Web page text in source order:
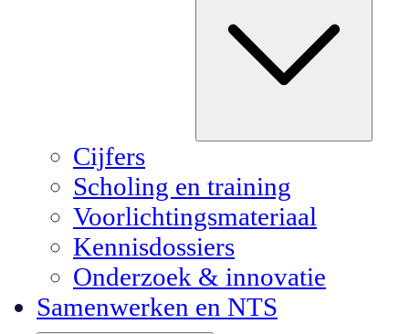
Cijfers
Scholing en training
Voorlichtingsmateriaal
Kennisdossiers
Onderzoek & innovatie
Samenwerken en NTS